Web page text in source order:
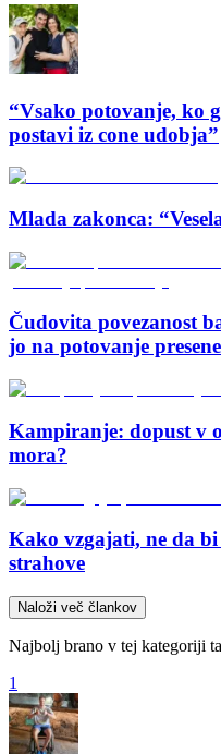
“Vsako potovanje, ko
postavi iz cone udobja”
Mlada zakonca:
Čudovita povezanost
jo na potovanje
Kampiranje: dopust v
mora?
Kako vzgajati, ne da
strahove
Naloži več člankov
Najbolj brano v tej kategoriji
1